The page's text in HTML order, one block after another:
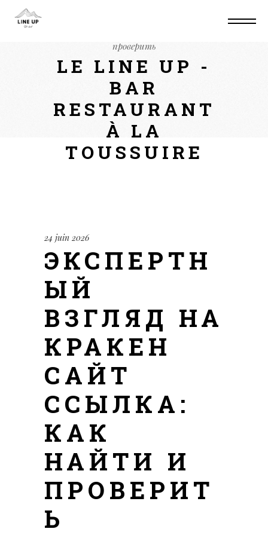
проверить
LE LINE UP -
BAR
RESTAURANT
À LA
TOUSSUIRE
24 juin 2026
ЭКСПЕРТН
ЫЙ
ВЗГЛЯД НА
КРАКЕН
САЙТ
ССЫЛКА:
КАК
НАЙТИ И
ПРОВЕРИТ
Ь